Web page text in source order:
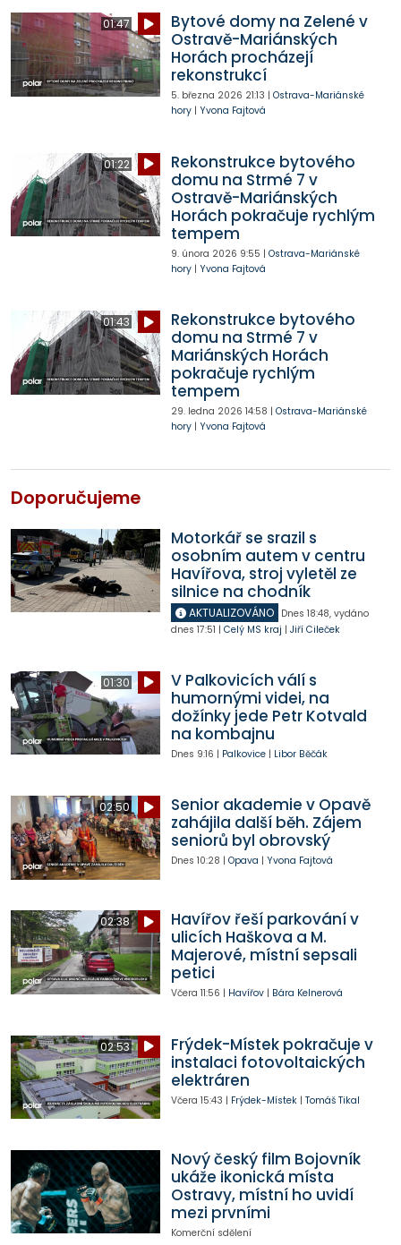
01:47
Bytové domy na Zelené v
Ostravě-Mariánských
Horách procházejí
rekonstrukcí
5. března 2026 21:13 | Ostrava-Mariánské
hory| Yvona Fajtová
01:22
Rekonstrukce bytového
domu na Strmé 7 v
Ostravě-Mariánských
Horách pokračuje rychlým
tempem
9. února 2026 9:55 | Ostrava-Mariánské
hory| Yvona Fajtová
01:43
Rekonstrukce bytového
domu na Strmé 7 v
Mariánských Horách
pokračuje rychlým
tempem
29. ledna 2026 14:58 | Ostrava-Mariánské
hory| Yvona Fajtová
Doporučujeme
Motorkář se srazil s
osobním autem v centru
Havířova, stroj vyletěl ze
silnice na chodník
AKTUALIZOVÁNO Dnes 18:48, vydáno
dnes 17:51 | Celý MS kraj | Jiří Cileček
01:30
V Palkovicích válí s
humornými videi, na
dožínky jede Petr Kotvald
na kombajnu
Dnes 9:16 | Palkovice| Libor Běčák
02:50
Senior akademie v Opavě
zahájila další běh. Zájem
seniorů byl obrovský
Dnes 10:28 | Opava | Yvona Fajtová
02:38
Havířov řeší parkování v
ulicích Haškova a M.
Majerové, místní sepsali
petici
Včera 11:56 | Havířov| Bára Kelnerová
02:53
Frýdek-Místek pokračuje v
instalaci fotovoltaických
elektráren
Včera 15:43 | Frýdek-Místek| Tomáš Tikal
Nový český film Bojovník
ukáže ikonická místa
Ostravy, místní ho uvidí
mezi prvními
Komerční sdělení